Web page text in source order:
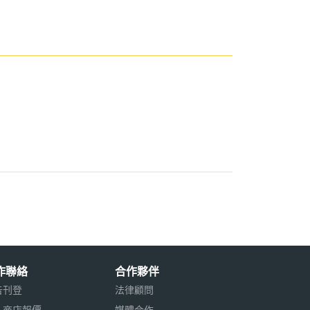
聯絡
刊登
合作夥伴
法律顧問